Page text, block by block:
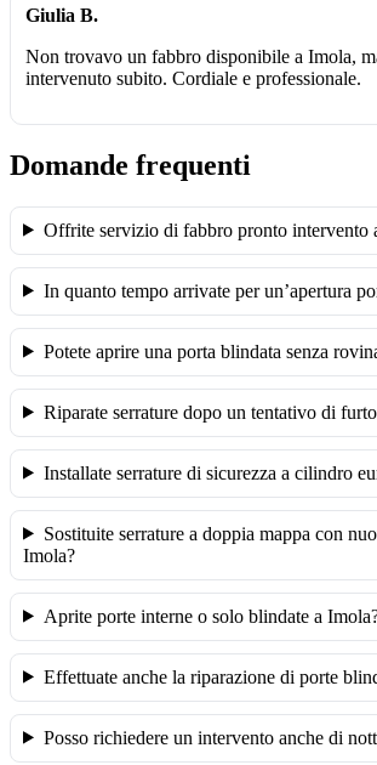
Giulia B.
Non trovavo un fabbro disponibile a Imola,
intervenuto subito. Cordiale e professionale.
Domande frequenti
Offrite servizio di fabbro pronto intervento
In quanto tempo arrivate per un’apertura
Potete aprire una porta blindata senza
Riparate serrature dopo un tentativo di
Installate serrature di sicurezza a cilindro
Sostituite serrature a doppia mappa con
Imola?
Aprite porte interne o solo blindate a
Effettuate anche la riparazione di porte
Posso richiedere un intervento anche di